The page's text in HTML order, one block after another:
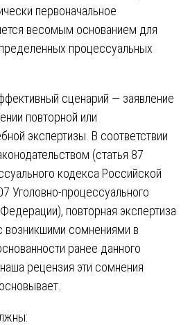
первоначальное
весомым основанием для
процессуальных
сценарий — заявление
повторной или
экспертизы. В соответствии
(статья 87
кодекса Российской
Уголовно-процессуального
повторная экспертиза
возникшими сомнениями в
ранее данного
рецензия эти сомнения